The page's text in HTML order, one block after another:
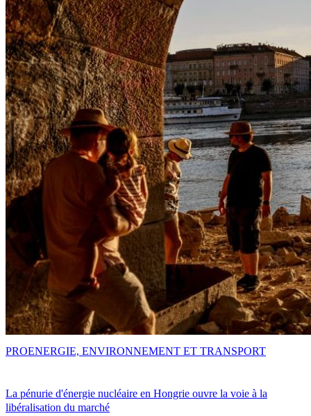
La pénurie d'énergie nucléaire en Hongrie ouvre la voie à la
libéralisation du marché
PROENERGIE, ENVIRONNEMENT ET TRANSPORT